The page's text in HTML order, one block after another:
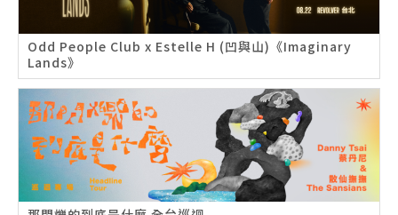
Odd People Club x Estelle H (凹與山)《Imaginary
Lands》